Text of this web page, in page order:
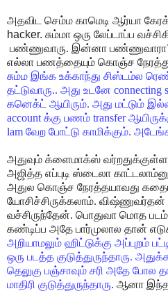
அதவிட செம்ம காமெடி ஆர்யா
hacker. சும்மா ஒரு லேப்டாப்ப
பண்ணுவாரு. இன்னா
எல்லா பணத்தையும் கொஞ்ச
சும்ம இங்க உக்காந்து சிஸ்டம்ல
தட்டுவாரு.. அது உடனே connecting
கனெக்ட் ஆயிரும். அது மட்டும்
account க்கு பணம் transfer
lam வேற போட்டு காமிக்கும்.
அதுவும் க்ளைமாக்ஸ் வர்றதுக்குள்ள
அஜித்த எப்புடி ஸ்டைலா
அதுல கொஞ்ச நேரத்தயாவது கதைய
யோசிச்சிருக்கலாம். விஷ்ணுவர்தன்
வச்சிருந்தேன். பொதுவா மொத
கண்டிப்ப அதே பார்முலால தான்
அறியாமலும் ஹிட்டுக்கு அப்புறம்
ஒரு படத்த குடுத்துருந்தாரு.
தெலுகு பஞ்சாவும் சரி அதே
மாதிரி குடுத்துருந்தாரு. ஆனா இந்த